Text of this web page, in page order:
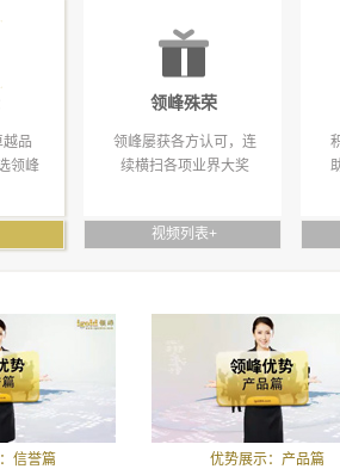
品
领峰
领峰殊荣
领峰屡获各方认可，连
续横扫各项业界大奖
视频列表+
信誉篇 优势展示：产品篇